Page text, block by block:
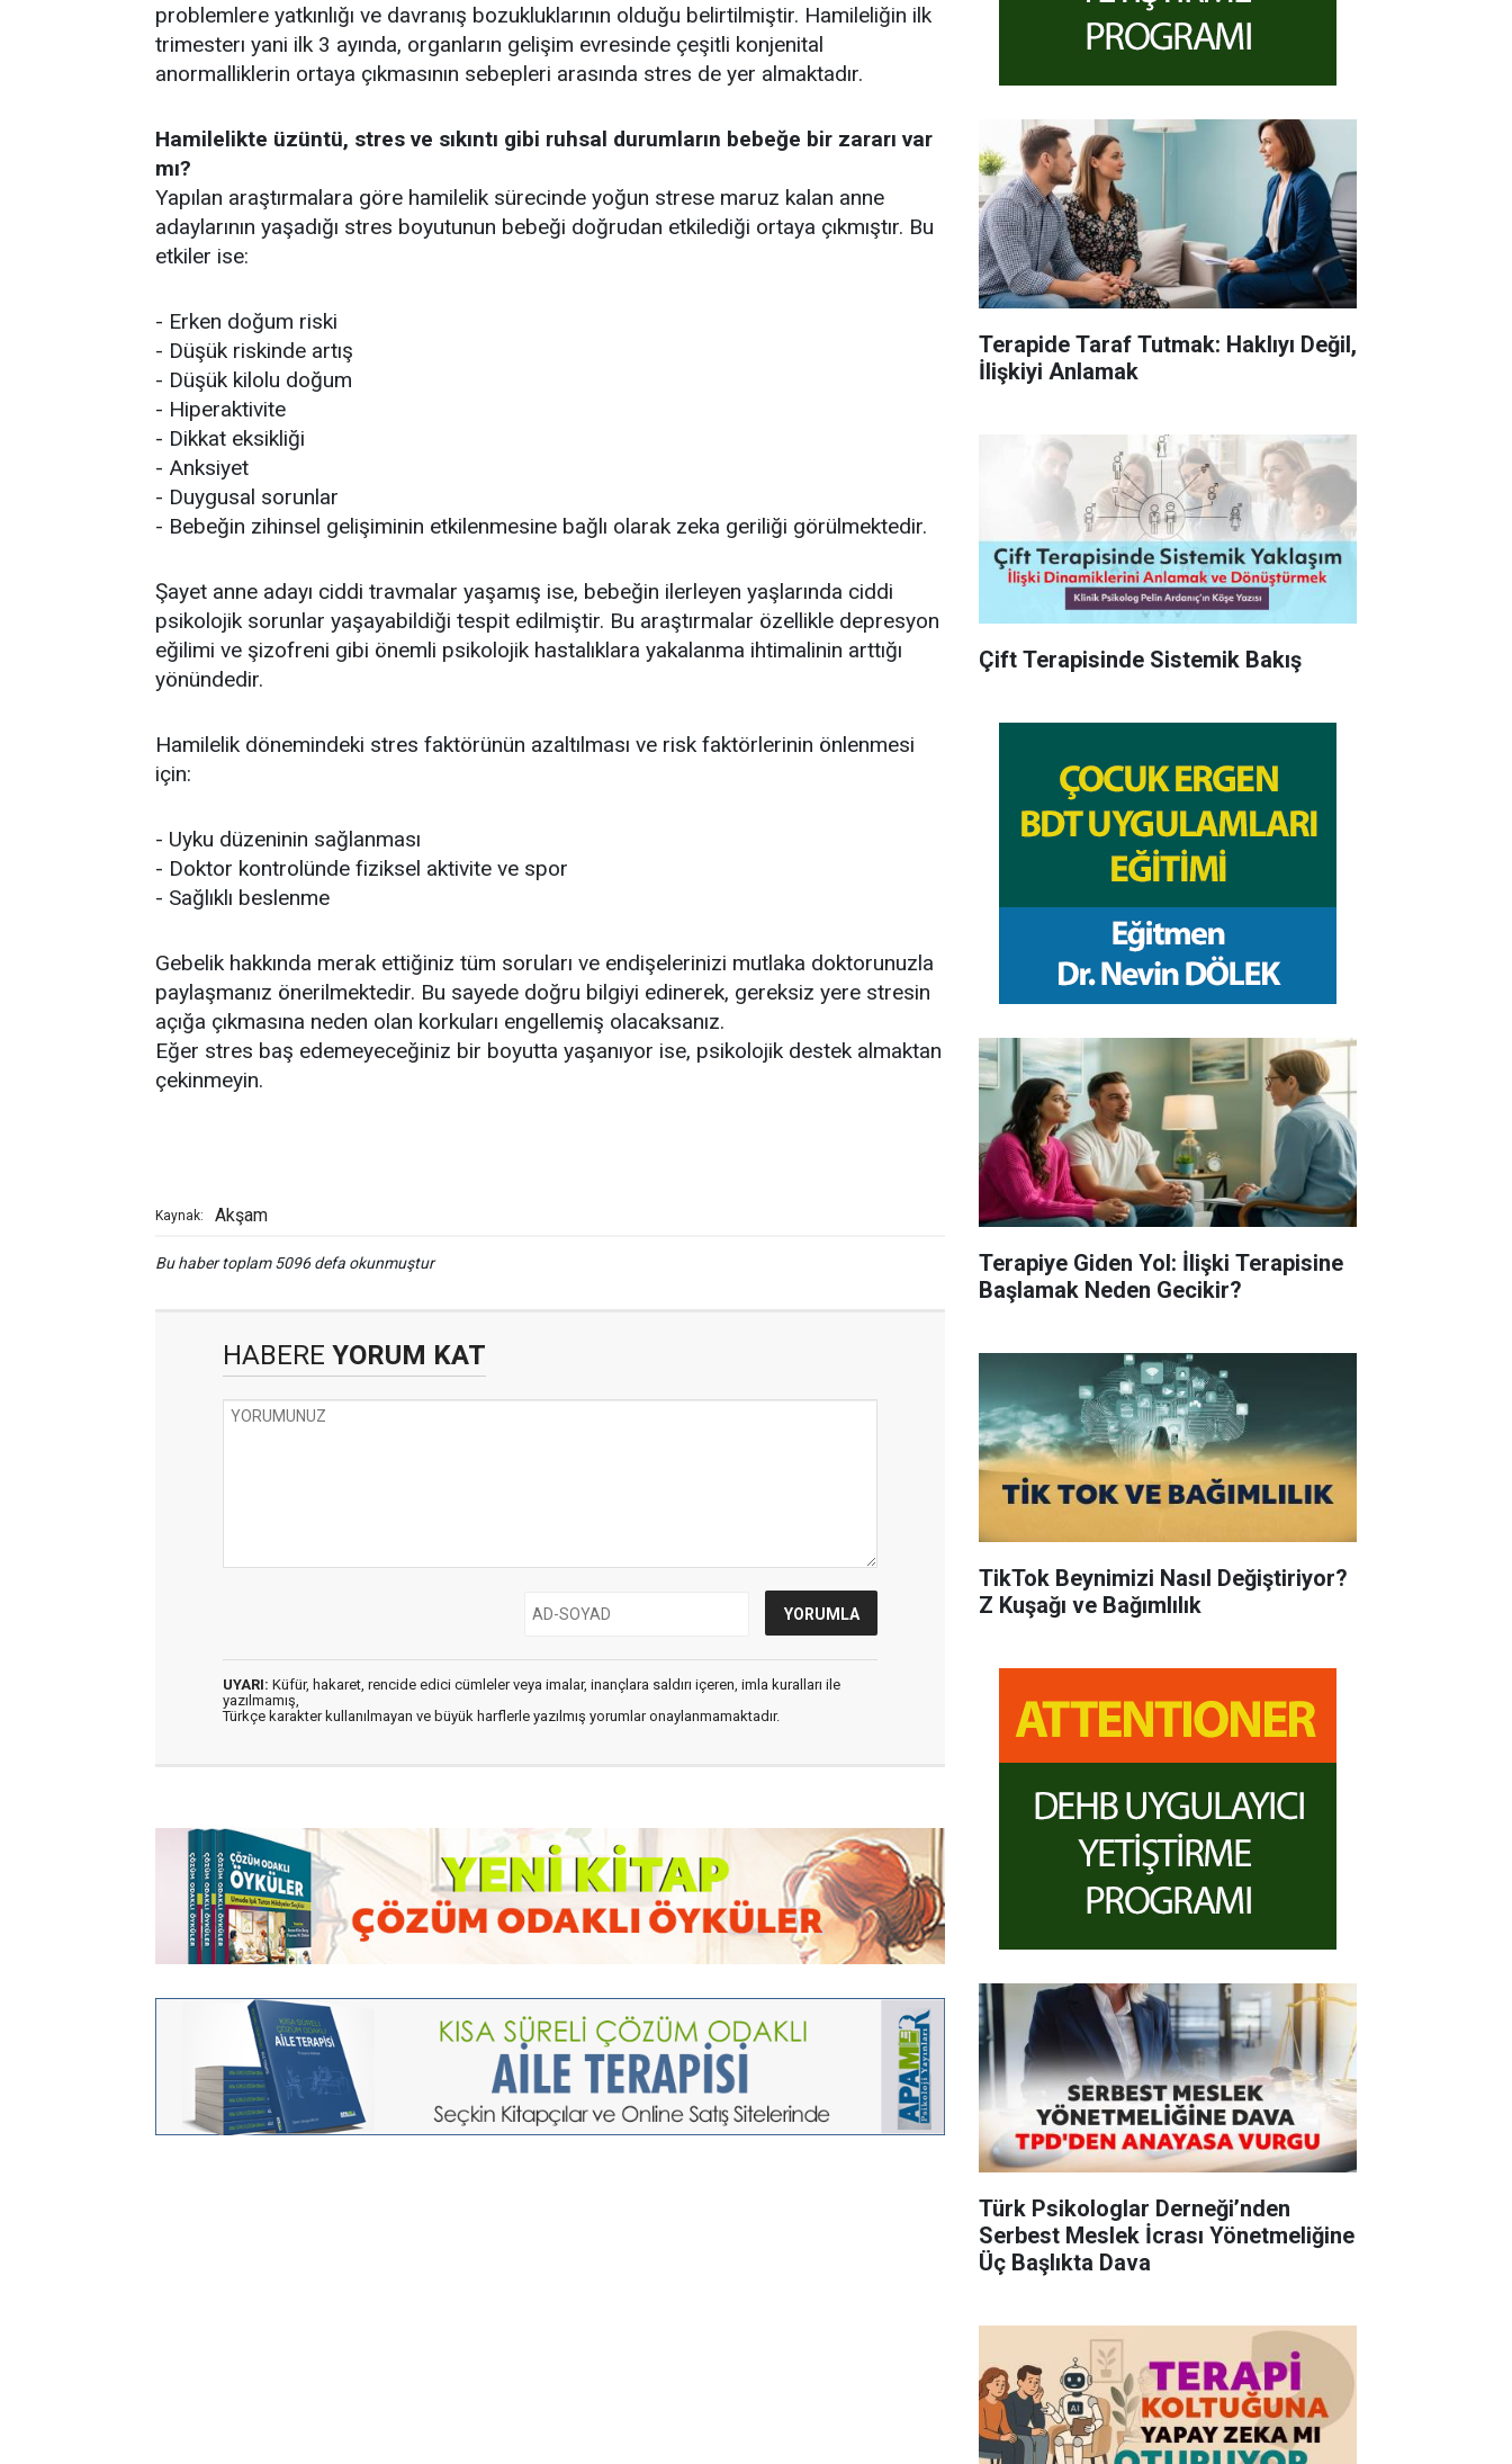
problemlere yatkınlığı ve davranış bozukluklarının olduğu belirtilmiştir. Hamileliğin ilk
trimesterı yani ilk 3 ayında, organların gelişim evresinde çeşitli konjenital
anormalliklerin ortaya çıkmasının sebepleri arasında stres de yer almaktadır.
Hamilelikte üzüntü, stres ve sıkıntı gibi ruhsal durumların bebeğe bir zararı var
mı?
Yapılan araştırmalara göre hamilelik sürecinde yoğun strese maruz kalan anne
adaylarının yaşadığı stres boyutunun bebeği doğrudan etkilediği ortaya çıkmıştır. Bu
etkiler ise:
- Erken doğum riski
- Düşük riskinde artış
- Düşük kilolu doğum
- Hiperaktivite
- Dikkat eksikliği
- Anksiyet
- Duygusal sorunlar
- Bebeğin zihinsel gelişiminin etkilenmesine bağlı olarak zeka geriliği görülmektedir.
Şayet anne adayı ciddi travmalar yaşamış ise, bebeğin ilerleyen yaşlarında ciddi
psikolojik sorunlar yaşayabildiği tespit edilmiştir. Bu araştırmalar özellikle depresyon
eğilimi ve şizofreni gibi önemli psikolojik hastalıklara yakalanma ihtimalinin arttığı
yönündedir.
Hamilelik dönemindeki stres faktörünün azaltılması ve risk faktörlerinin önlenmesi
için:
- Uyku düzeninin sağlanması
- Doktor kontrolünde fiziksel aktivite ve spor
- Sağlıklı beslenme
Gebelik hakkında merak ettiğiniz tüm soruları ve endişelerinizi mutlaka doktorunuzla
paylaşmanız önerilmektedir. Bu sayede doğru bilgiyi edinerek, gereksiz yere stresin
açığa çıkmasına neden olan korkuları engellemiş olacaksanız.
Eğer stres baş edemeyeceğiniz bir boyutta yaşanıyor ise, psikolojik destek almaktan
çekinmeyin.
Kaynak: Akşam
Bu haber toplam 5096 defa okunmuştur
HABERE YORUM KAT
UYARI: Küfür, hakaret, rencide edici cümleler veya imalar, inançlara saldırı içeren, imla kuralları ile
yazılmamış,
Türkçe karakter kullanılmayan ve büyük harflerle yazılmış yorumlar onaylanmamaktadır.
Terapide Taraf Tutmak: Haklıyı Değil,
İlişkiyi Anlamak
Çift Terapisinde Sistemik Bakış
Terapiye Giden Yol: İlişki Terapisine
Başlamak Neden Gecikir?
TikTok Beynimizi Nasıl Değiştiriyor?
Z Kuşağı ve Bağımlılık
Türk Psikologlar Derneği’nden
Serbest Meslek İcrası Yönetmeliğine
Üç Başlıkta Dava